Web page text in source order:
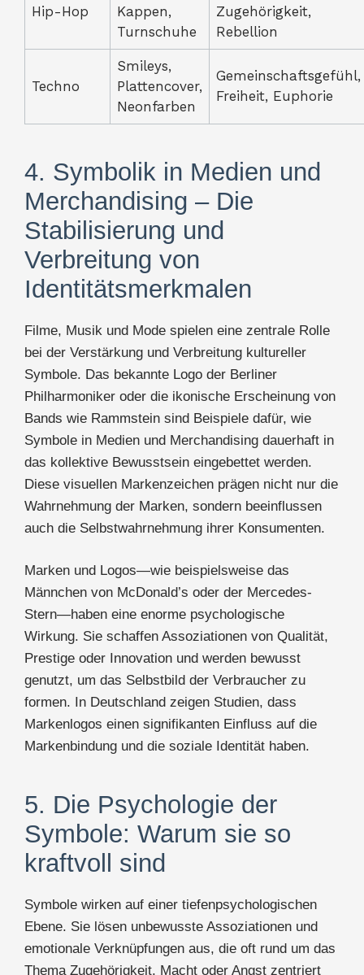
Hip-Hop
Kappen,
Turnschuhe
Zugehörigkeit,
Rebellion
Techno
Smileys,
Plattencover,
Neonfarben
Gemeinschaftsgefühl,
Freiheit, Euphorie
4. Symbolik in Medien und
Merchandising – Die
Stabilisierung und
Verbreitung von
Identitätsmerkmalen
Filme, Musik und Mode spielen eine zentrale Rolle
bei der Verstärkung und Verbreitung kultureller
Symbole. Das bekannte Logo der Berliner
Philharmoniker oder die ikonische Erscheinung von
Bands wie Rammstein sind Beispiele dafür, wie
Symbole in Medien und Merchandising dauerhaft in
das kollektive Bewusstsein eingebettet werden.
Diese visuellen Markenzeichen prägen nicht nur die
Wahrnehmung der Marken, sondern beeinflussen
auch die Selbstwahrnehmung ihrer Konsumenten.
Marken und Logos—wie beispielsweise das
Männchen von McDonald’s oder der Mercedes-
Stern—haben eine enorme psychologische
Wirkung. Sie schaffen Assoziationen von Qualität,
Prestige oder Innovation und werden bewusst
genutzt, um das Selbstbild der Verbraucher zu
formen. In Deutschland zeigen Studien, dass
Markenlogos einen signifikanten Einfluss auf die
Markenbindung und die soziale Identität haben.
5. Die Psychologie der
Symbole: Warum sie so
kraftvoll sind
Symbole wirken auf einer tiefenpsychologischen
Ebene. Sie lösen unbewusste Assoziationen und
emotionale Verknüpfungen aus, die oft rund um das
Thema Zugehörigkeit, Macht oder Angst zentriert